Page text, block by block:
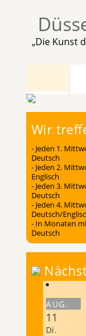
„Die Kunst
Wir
- Jeden 1.
Deutsch
- Jeden 2.
Englisch
- Jeden 3.
Deutsch
- Jeden 4.
Deutsch/
- In Monaten
Deutsch
AUG.
11
Di.